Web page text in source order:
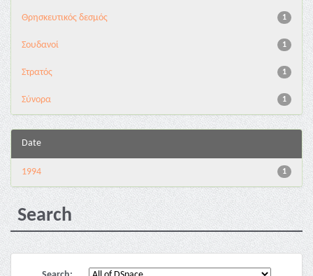
1
Θρησκευτικός δεσμός
1
Σουδανοί
1
Στρατός
1
Σύνορα
Date
1
1994
Search